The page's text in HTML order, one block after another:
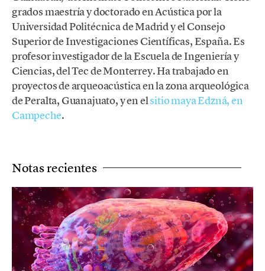
grados maestría y doctorado en Acústica por la
Universidad Politécnica de Madrid y el Consejo
Superior de Investigaciones Científicas, España. Es
profesor investigador de la Escuela de Ingeniería y
Ciencias, del Tec de Monterrey. Ha trabajado en
proyectos de arqueoacústica en la zona arqueológica
de Peralta, Guanajuato, y en elsitio maya Edzná, en
Campeche.
Notas recientes